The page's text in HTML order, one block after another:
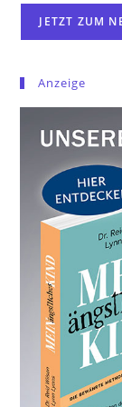
Anzeige